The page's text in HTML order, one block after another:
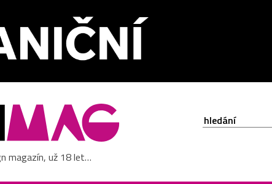
magazín, už 18 let…